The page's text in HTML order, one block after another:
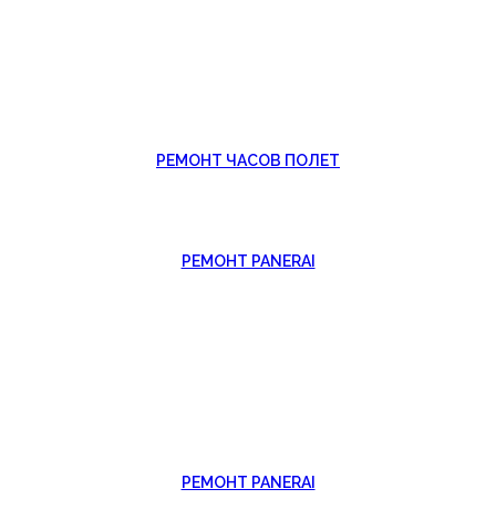
РЕМОНТ ЧАСОВ ПОЛЕТ
РЕМОНТ PANERAI
РЕМОНТ PANERAI